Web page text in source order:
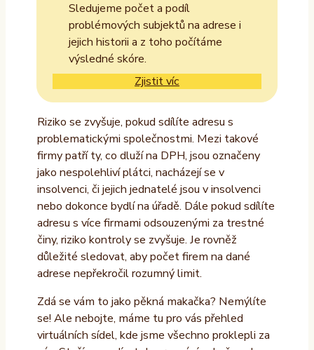
Sledujeme počet a podíl
problémových subjektů na adrese i
jejich historii a z toho počítáme
výsledné skóre.
Zjistit víc
Riziko se zvyšuje, pokud sdílíte adresu s
problematickými společnostmi. Mezi takové
firmy patří ty, co dluží na DPH, jsou označeny
jako nespolehliví plátci, nacházejí se v
insolvenci, či jejich jednatelé jsou v insolvenci
nebo dokonce bydlí na úřadě. Dále pokud sdílíte
adresu s více firmami odsouzenými za trestné
činy, riziko kontroly se zvyšuje. Je rovněž
důležité sledovat, aby počet firem na dané
adrese nepřekročil rozumný limit.
Zdá se vám to jako pěkná makačka? Nemýlíte
se! Ale nebojte, máme tu pro vás přehled
virtuálních sídel, kde jsme všechno proklepli za